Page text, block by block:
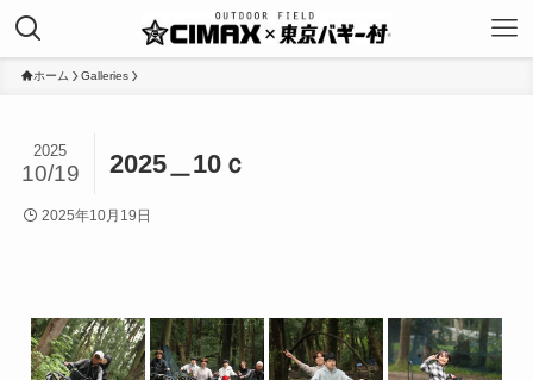
ホーム Galleries
2025＿10ｃ
2025
10/19
2025年10月19日